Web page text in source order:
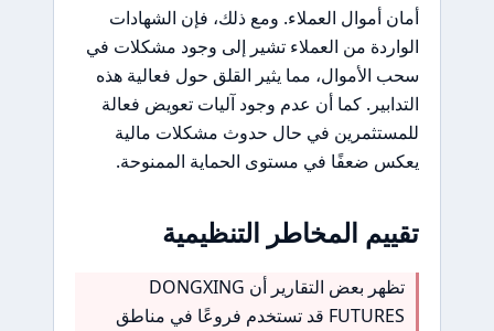
أمان أموال العملاء. ومع ذلك، فإن الشهادات
الواردة من العملاء تشير إلى وجود مشكلات في
سحب الأموال، مما يثير القلق حول فعالية هذه
التدابير. كما أن عدم وجود آليات تعويض فعالة
للمستثمرين في حال حدوث مشكلات مالية
يعكس ضعفًا في مستوى الحماية الممنوحة.
تقييم المخاطر التنظيمية
تظهر بعض التقارير أن DONGXING
FUTURES قد تستخدم فروعًا في مناطق